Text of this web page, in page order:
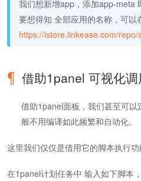
我们想新增app，添加app-meta
要想得知 全部应用的名称，可以
https://istore.linkease.com/repo/
借助1panel 可视化
借助1panel面板，我们甚至可
般不用编译如此频繁和自动化。
这里我们仅仅是借用它的脚本执行
在1panel计划任务中 输入如下脚本